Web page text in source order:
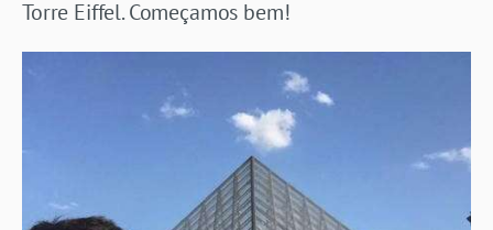
Torre Eiffel. Começamos bem!